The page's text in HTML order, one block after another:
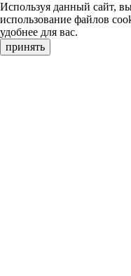
Используя данный сайт, вы
использование файлов
удобнее для вас.
принять